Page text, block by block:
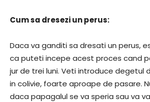
Cum sa dresezi un perus:
Daca va ganditi sa dresati un perus,
ca puteti incepe acest proces cand
jur de trei luni. Veti introduce degetul
in colivie, foarte aproape de pasare.
daca papagalul se va speria sau va